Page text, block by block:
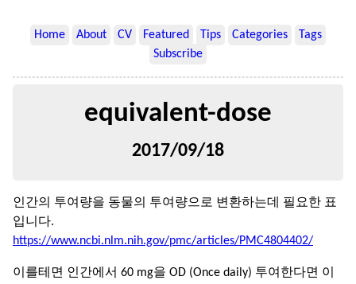
Home About CV Featured Tips Categories
Tags
Subscribe
equivalent-dose
2017/09/18
인간의 투여량을 동물의 투여량으로 변환하는데 필요한 표
입니다.
https://www.ncbi.nlm.nih.gov/pmc/articles/PMC4804402/
이를테면 인간에서 60 mg을 OD (Once daily) 투여한다면 이